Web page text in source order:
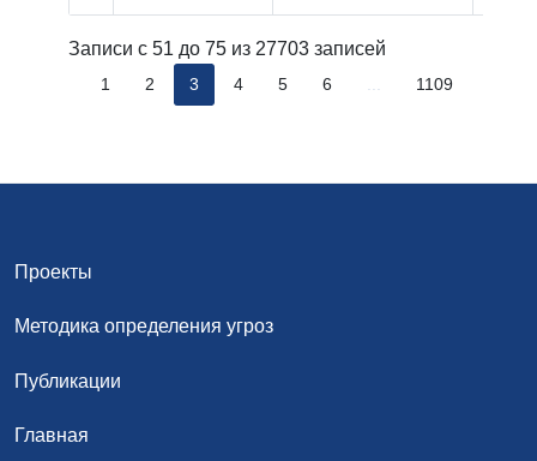
Записи с 51 до 75 из 27703 записей
1 2 3 4 5 6 1109
Проекты
Методика определения угроз
Публикации
Главная